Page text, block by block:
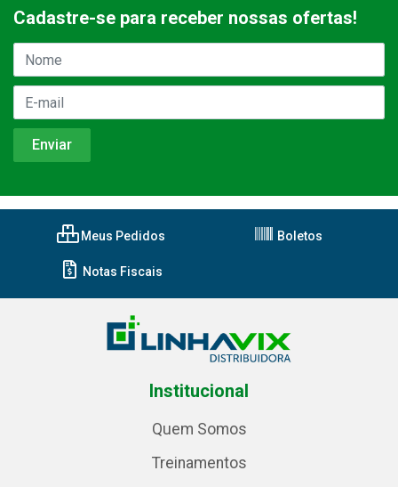
Cadastre-se para receber nossas ofertas!
Meus Pedidos Boletos
Notas Fiscais
Institucional
Quem Somos
Treinamentos